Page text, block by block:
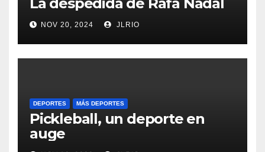
NOV 20, 2024 JLRIO
DEPORTES MÁS DEPORTES
Pickleball, un deporte en
auge